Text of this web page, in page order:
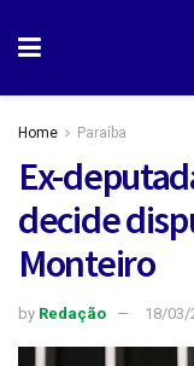
Home Paraíba
Ex-
decide
Monteiro
by Redação 18/03/